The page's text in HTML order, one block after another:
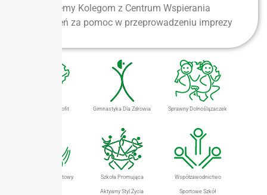
Dziękujemy Kolegom z Centrum Wspierania
Uzdolnień za pomoc w przeprowadzeniu imprezy
Dolnośląski Eurofit Gimnastyka Dla Zdrowia Sprawny Dolnoślązaczek
Szkolny Klub Sportowy Szkoła Promująca
Aktywny Styl Życia
Współzawodnictwo
Sportowe Szkół